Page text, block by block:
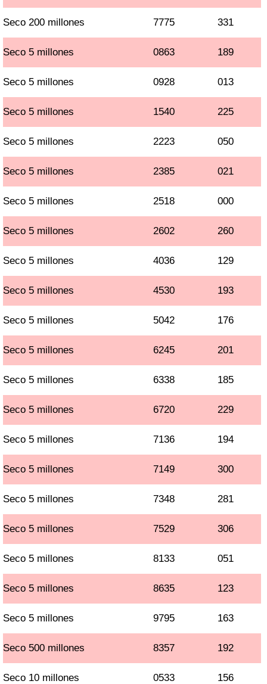
Seco 200 millones 7775 331
Seco 5 millones 0863 189
Seco 5 millones 0928 013
Seco 5 millones 1540 225
Seco 5 millones 2223 050
Seco 5 millones 2385 021
Seco 5 millones 2518 000
Seco 5 millones 2602 260
Seco 5 millones 4036 129
Seco 5 millones 4530 193
Seco 5 millones 5042 176
Seco 5 millones 6245 201
Seco 5 millones 6338 185
Seco 5 millones 6720 229
Seco 5 millones 7136 194
Seco 5 millones 7149 300
Seco 5 millones 7348 281
Seco 5 millones 7529 306
Seco 5 millones 8133 051
Seco 5 millones 8635 123
Seco 5 millones 9795 163
Seco 500 millones 8357 192
Seco 10 millones 0533 156